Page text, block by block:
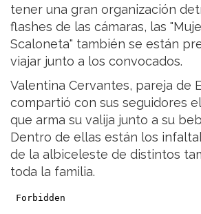
tener una gran organización
flashes de las cámaras, las
Scaloneta" también se están
viajar junto a los convocados.
Valentina Cervantes, pareja de
compartió con sus seguidores
que arma su valija junto a su
Dentro de ellas están los
de la albiceleste de distintos
toda la familia.